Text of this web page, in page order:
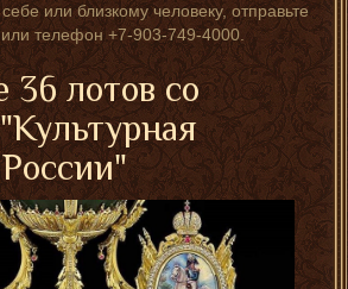
или близкому человеку, отправьте
телефон +7-903-749-4000.
36 лотов со